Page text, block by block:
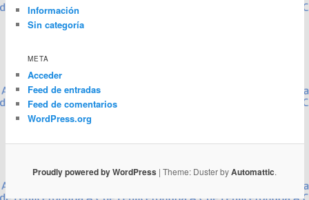
Información
Sin categoría
META
Acceder
Feed de entradas
Feed de comentarios
WordPress.org
Proudly powered by WordPress | Theme: Duster byAutomattic.